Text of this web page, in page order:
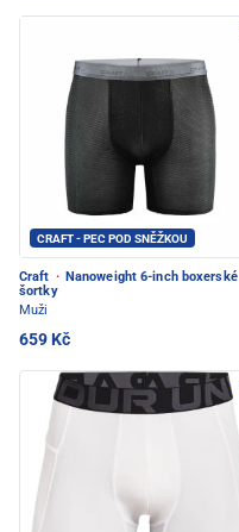
CRAFT - PEC POD SNĚŽKOU
Craft · Nanoweight 6-inch boxerské
šortky
Muži
659 Kč